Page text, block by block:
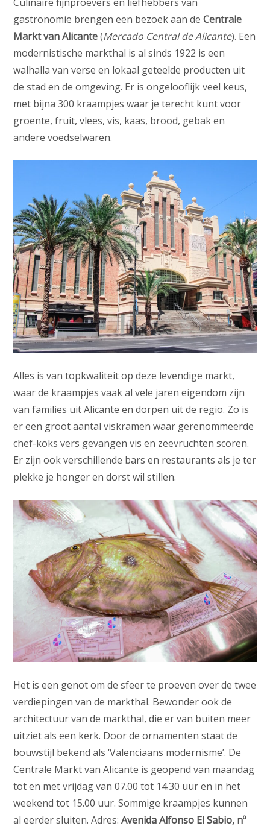
gastronomie brengen een bezoek aan deCentrale
Markt van Alicante(Mercado Central de Alicante). Een
modernistische markthal is al sinds 1922 is een
walhalla van verse en lokaal geteelde producten uit
de stad en de omgeving. Er is ongelooflijk veel keus,
met bijna 300 kraampjes waar je terecht kunt voor
groente, fruit, vlees, vis, kaas, brood, gebak en
andere voedselwaren.
Alles is van topkwaliteit op deze levendige markt,
waar de kraampjes vaak al vele jaren eigendom zijn
van families uit Alicante en dorpen uit de regio. Zo is
er een groot aantal viskramen waar gerenommeerde
chef-koks vers gevangen vis en zeevruchten scoren.
Er zijn ook verschillende bars en restaurants als je ter
plekke je honger en dorst wil stillen.
Het is een genot om de sfeer te proeven over de twee
verdiepingen van de markthal. Bewonder ook de
architectuur van de markthal, die er van buiten meer
uitziet als een kerk. Door de ornamenten staat de
bouwstijl bekend als ‘Valenciaans modernisme’. De
Centrale Markt van Alicante is geopend van maandag
tot en met vrijdag van 07.00 tot 14.30 uur en in het
weekend tot 15.00 uur. Sommige kraampjes kunnen
al eerder sluiten. Adres:Avenida Alfonso El Sabio, nº